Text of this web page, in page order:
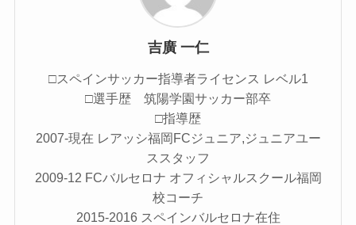
吉廣 一仁
□スペインサッカー指導者ライセンス レベル1
□選手歴 筑陽学園サッカー部卒
□指導歴
2007-現在 レアッシ福岡FCジュニア,ジュニアユー
ススタッフ
2009-12 FCバルセロナ オフィシャルスクール福岡
校コーチ
2015-2016 スペインバルセロナ在住